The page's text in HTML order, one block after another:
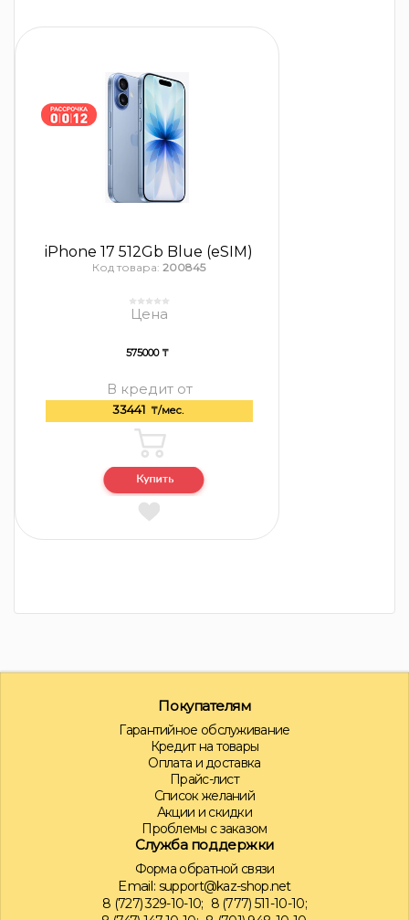
iPhone 17 512Gb Blue (eSIM)
Код товара: 200845
Цена
575000 ₸
В кредит от
33441 ₸/мес.
Покупателям
Гарантийное обслуживание
Кредит на товары
Оплата и доставка
Прайс-лист
Список желаний
Акции и скидки
Проблемы с заказом
Служба поддержки
Форма обратной связи
Email: support@kaz-shop.net
8 (727) 329-10-10; 8 (777) 511-10-10;